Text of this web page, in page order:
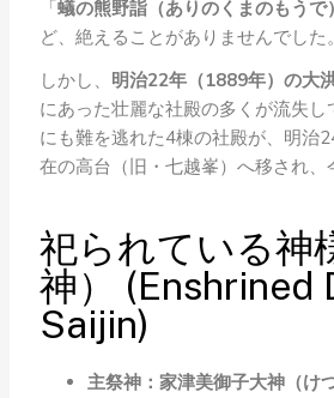
「蟻の熊野詣（ありのくまのもうで）
ど、絶えることがありませんでした。
しかし、 明治22年（1889年）の大
にあった壮麗な社殿の多くが流失
にも難を逃れた4棟の社殿が、明治
在の高台（旧・七越峯）へ移され、
祀られている神
神） (Enshrined
Saijin)
主祭神：家津美御子大神（け